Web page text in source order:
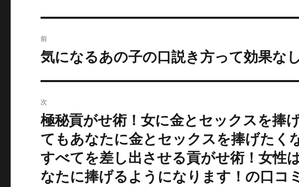
稿
ゲ
ー
シ
ョ
前
過
の
投
稿:
気になるあの子の口説き方って効果な
次
次
の
投
稿:
極秘貢がせ術！女に金とセックスを捧
てもあなたに金とセックスを捧げたく
すべてを差し出させる貢がせ術！女性
なたに捧げるようになります！の口コ